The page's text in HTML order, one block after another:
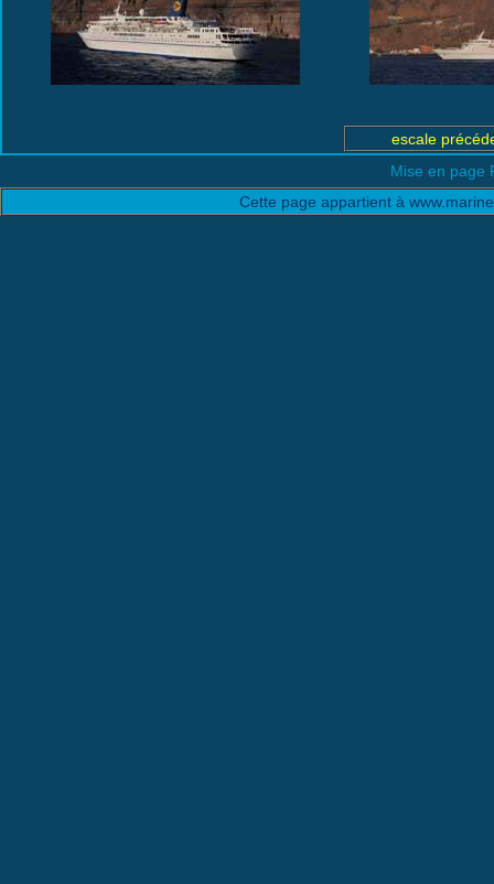
escale
Mise en page
Cette page appartient à